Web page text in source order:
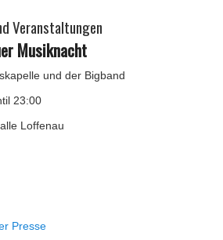
Veranstaltungen
Musiknacht
und der Bigband
23:00
Loffenau
Presse